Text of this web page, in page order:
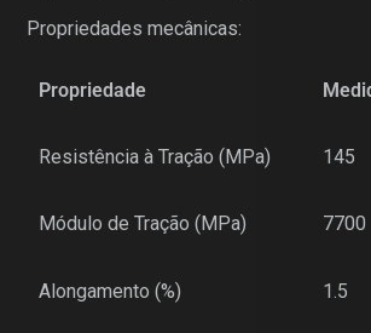
Propriedades mecânicas:
Propriedade
Resistência à Tração (MPa) 145
Módulo de Tração (MPa) 7700
Alongamento (%) 1.5